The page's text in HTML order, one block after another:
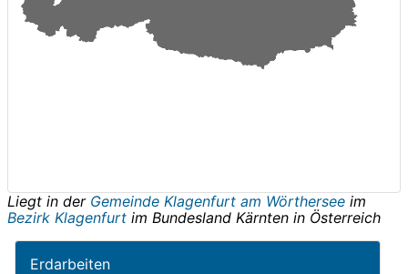
Liegt in der Gemeinde Klagenfurt am Wörthersee im
Bezirk Klagenfurt im Bundesland Kärnten in Österreich
Erdarbeiten